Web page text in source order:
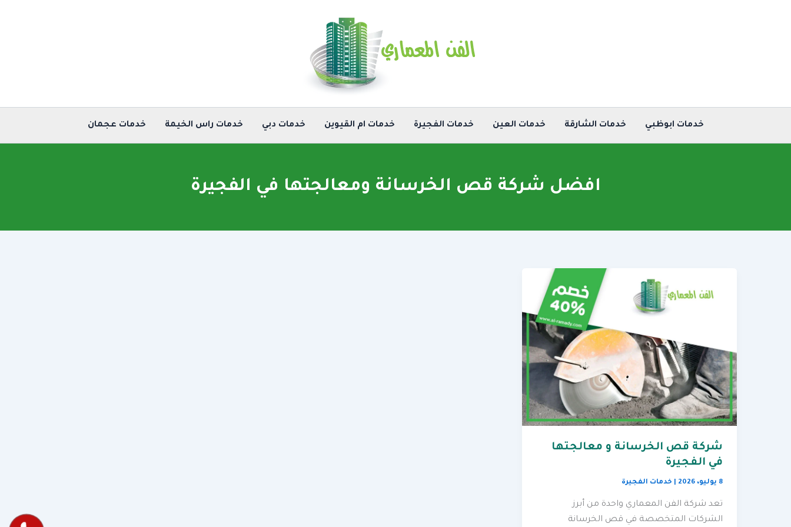
خدمات ابوظبي خدمات الشارقة خدمات العين خدمات الفجيرة خدمات ام القيوين خدمات دبي خدمات راس الخيمة خدمات عجمان
افضل شركة قص الخرسانة ومعالجتها في الفجيرة
شركة قص الخرسانة و معالجتها
في الفجيرة
8 يوليو، 2026 خدمات الفجيرة
تعد شركة الفن المعماري واحدة من أبرز
الشركات المتخصصة في قص الخرسانة